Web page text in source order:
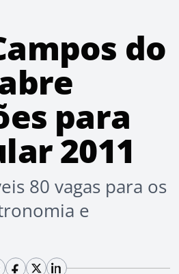
do
para
2011
80 vagas para os
e